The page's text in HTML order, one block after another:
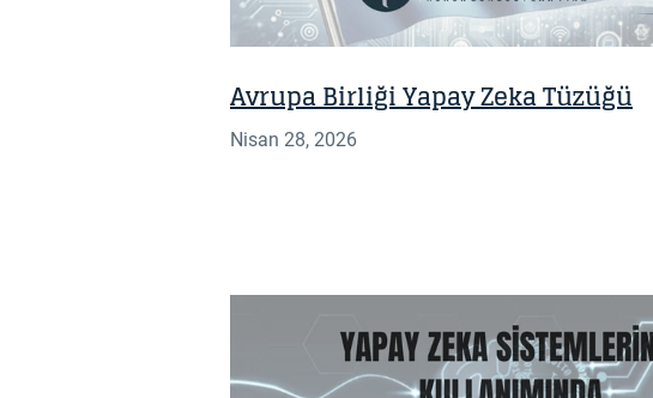
Avrupa Birliği Yapay Zeka Tüzüğü
Nisan 28, 2026